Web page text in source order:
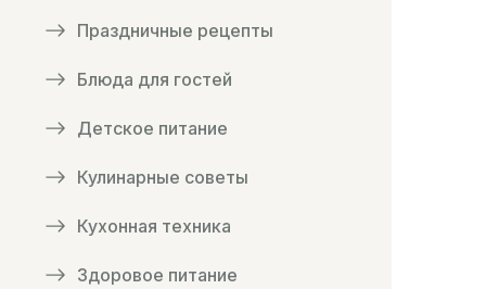
Праздничные рецепты
Блюда для гостей
Детское питание
Кулинарные советы
Кухонная техника
Здоровое питание